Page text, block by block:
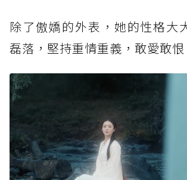
除了傲嬌的外表，她的性格大
磊落，堅持重情重義，敢愛敢恨